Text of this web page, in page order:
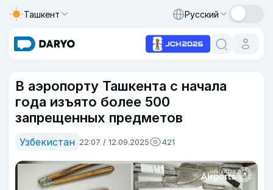
Ташкент Русский
​​​​В аэропорту Ташкента с начала
года изъято более 500
запрещенных предметов
Узбекистан 22:07 / 12.09.2025 421